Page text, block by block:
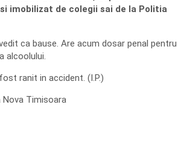
imobilizat de colegii sai de la Politia
ca bause. Are acum dosar penal pentru
alcoolului.
ranit in accident. (I.P.)
Nova Timisoara